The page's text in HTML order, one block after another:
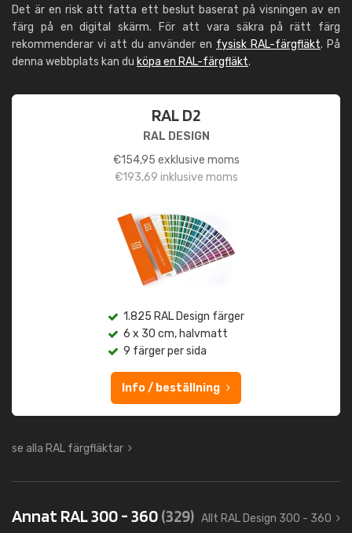
Det är en risk att fatta ett beslut baserat på visningen av en
färg på en digital skärm. För att vara säkra på rätt färg
rekommenderar vi att du använder en fysisk RAL-färgfläkt. På
denna webbplats kan du köpa en RAL-färgfläkt.
RAL D2
RAL DESIGN
€154,95 exklusive moms
€193,69 inklusive moms
1.825 RAL Design färger
6 x 30 cm, halvmatt
9 färger per sida
Info / beställning
se alla RAL färgfläktar
Annat RAL 300 - 360(329) Allt RAL Design 300 - 360